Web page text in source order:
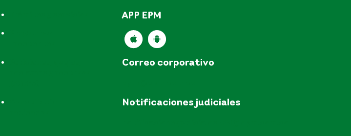
APP EPM
Correo corporativo
Notificaciones judiciales